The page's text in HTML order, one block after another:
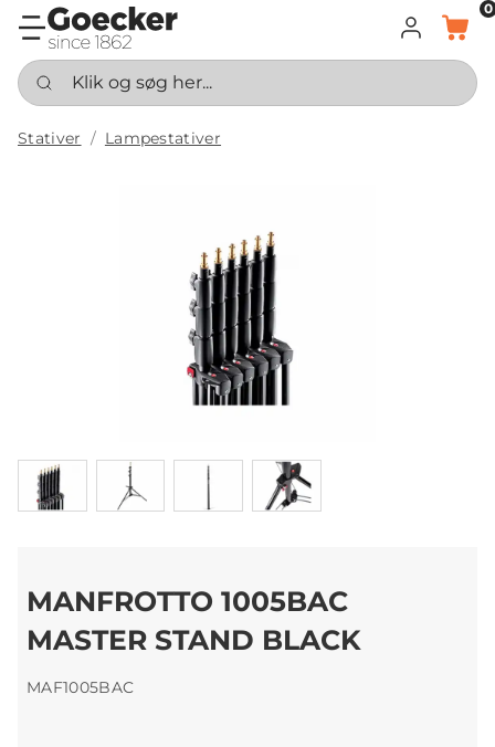
LOG INDKURV
0
Klik og søg her...
Stativer Lampestativer
MANFROTTO 1005BAC
MASTER STAND BLACK
MAF1005BAC